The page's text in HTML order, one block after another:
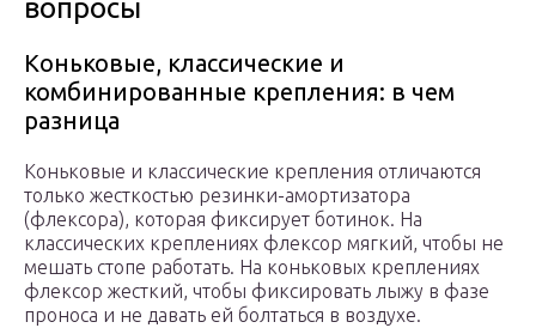
вопросы
Коньковые, классические и
комбинированные крепления: в чем
разница
Коньковые и классические крепления отличаются
только жесткостью резинки-амортизатора
(флексора), которая фиксирует ботинок. На
классических креплениях флексор мягкий, чтобы не
мешать стопе работать. На коньковых креплениях
флексор жесткий, чтобы фиксировать лыжу в фазе
проноса и не давать ей болтаться в воздухе.